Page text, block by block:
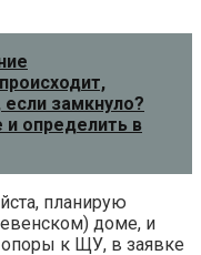
замкнуло?
и определить в
планирую
доме, и
к ЩУ, в заявке